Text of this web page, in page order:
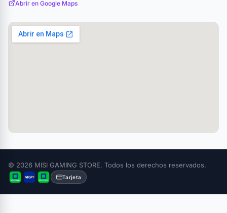
Abrir en Google Maps
© 2026 MISI GAMING STORE. Todos los derechos reservados.
Tarjeta